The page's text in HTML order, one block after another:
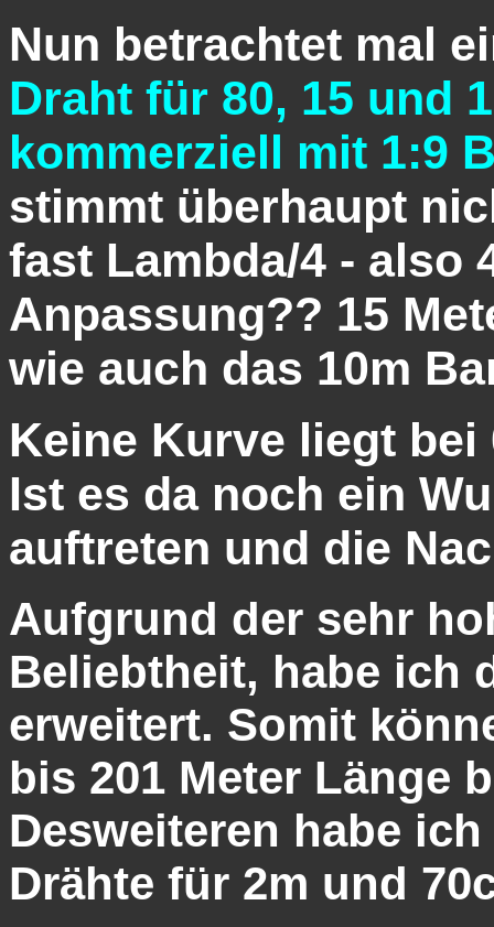
Nun betrachtet mal
Draht für 80, 15 und
kommerziell mit 1:9
stimmt überhaupt
fast Lambda/4 - also
Anpassung?? 15
wie auch das 10m
Keine Kurve liegt bei
Ist es da noch ein
auftreten und die
Aufgrund der sehr
Beliebtheit, habe ich
erweitert. Somit
bis 201 Meter Länge
Desweiteren habe
Drähte für 2m und